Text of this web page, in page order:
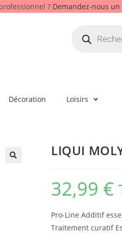
? Demandez-nous un
Décoration Loisirs
LIQUI
32,99 €
Pro-Line Additif
Traitement curatif